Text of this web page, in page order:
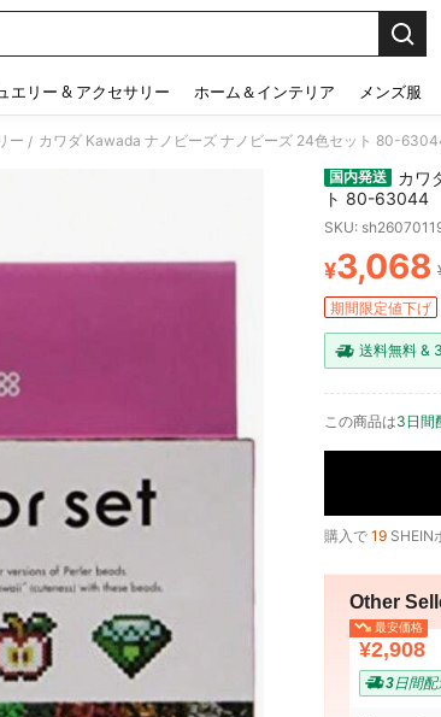
エリー & アクセサリー ホーム＆インテリア メンズ服
ー / カワダ Kawada ナノビーズ ナノビーズ 24色セット 80-
国内発送
カワ
ト 80-63044
SKU:
PRICE
¥3,068
期間限定値下げ
送料無料 &
この商品は3日間
購入で 19 SHEIN
Other
最安価格
¥2,908
3日間配